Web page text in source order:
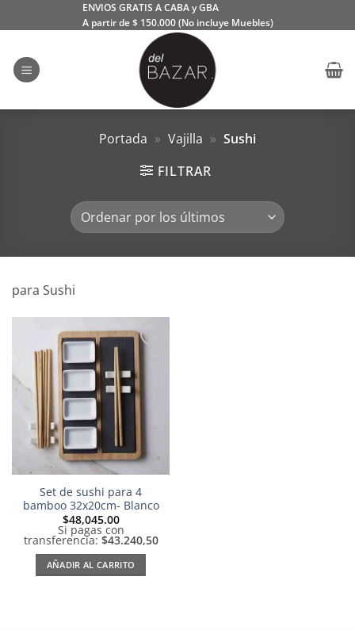
al
ENVIOS GRATIS A CABA y GBA
A partir de $ 150.000 (No incluye Muebles)
Portada » Vajilla » Sushi
FILTRAR
para Sushi
Añadir
lista de
deseos
Set de sushi para 4
bamboo 32x20cm- Blanco
$48,045.00
Si pagas con
transferencia: $43.240,50
AÑADIR AL CARRITO